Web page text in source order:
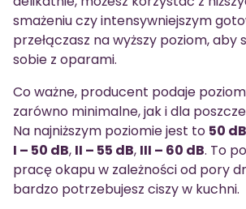
smażeniu czy intensywniejszym
przełączasz na wyższy poziom, aby
sobie z oparami.
Co ważne, producent podaje
zarówno minimalne, jak i dla
Na najniższym poziomie jest to 50 dB
I – 50 dB, II – 55 dB, III – 60 dB. To
pracę okapu w zależności od pory
bardzo potrzebujesz ciszy w kuchni.